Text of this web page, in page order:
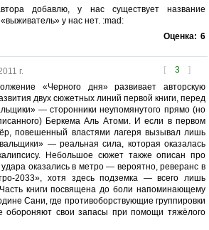
добавлю, у нас существует название
у нас нет. :mad:
Оценка: 6
[ 3 ]
г.
«Черного дня» развивает авторскую
двух сюжетных линий первой книги, перед
— сторонники неупомянутого прямо (но
Беркема Аль Атоми. И если в первом
повешенный властями лагеря вызывал лишь
— реальная сила, которая оказалась
Небольшое сюжет также описан про
оказались в метро — вероятно, реверанс в
2033», хотя здесь подземка — всего лишь
книги посвящена до боли напоминающему
Сани, где противоборствующие группировки
обороняют свои запасы при помощи тяжёлого